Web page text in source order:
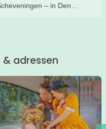
– in Den
adressen